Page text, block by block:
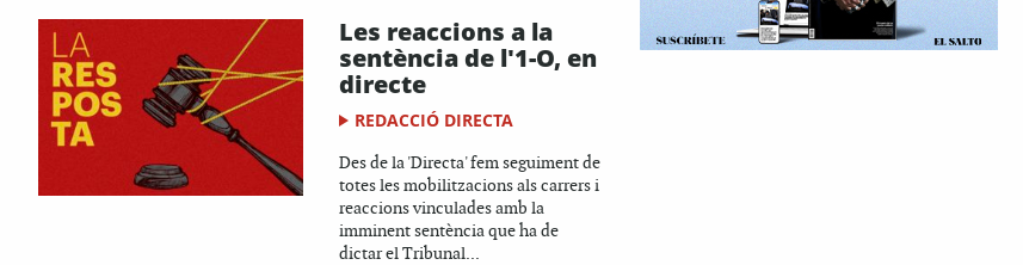
Les reaccions a la
sentència de l'1-O, en
directe
REDACCIÓ DIRECTA
Des de la 'Directa' fem seguiment de
totes les mobilitzacions als carrers i
reaccions vinculades amb la
imminent sentència que ha de
dictar el Tribunal...